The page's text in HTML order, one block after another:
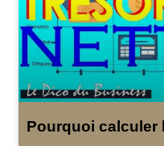
Pourquoi calculer